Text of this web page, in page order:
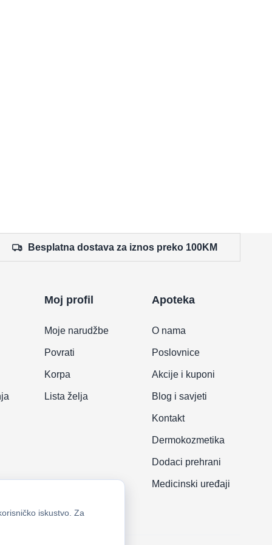
Besplatna dostava za iznos preko 100KM
Moj profil
Moje narudžbe
Povrati
Korpa
Lista želja
Apoteka
O nama
Poslovnice
Akcije i kuponi
Blog i savjeti
Kontakt
Dermokozmetika
Dodaci prehrani
Medicinski uređaji
iskustvo. Za